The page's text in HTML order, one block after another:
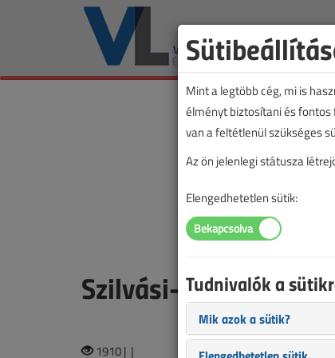
Szilvási-Kassai Eszter
1910 | |
Mint a legtöbb cég, mi is
élményt biztosítani és fontos
van a feltétlenül szükséges
Az ön jelenlegi státusza
Elengedhetetlen sütik:
Tudnivalók a
Mik azok a sütik?